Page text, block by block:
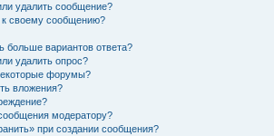
удалить сообщение?
к своему сообщению?
больше вариантов ответа?
удалить опрос?
форумы?
вложения?
модератору?
при создании сообщения?